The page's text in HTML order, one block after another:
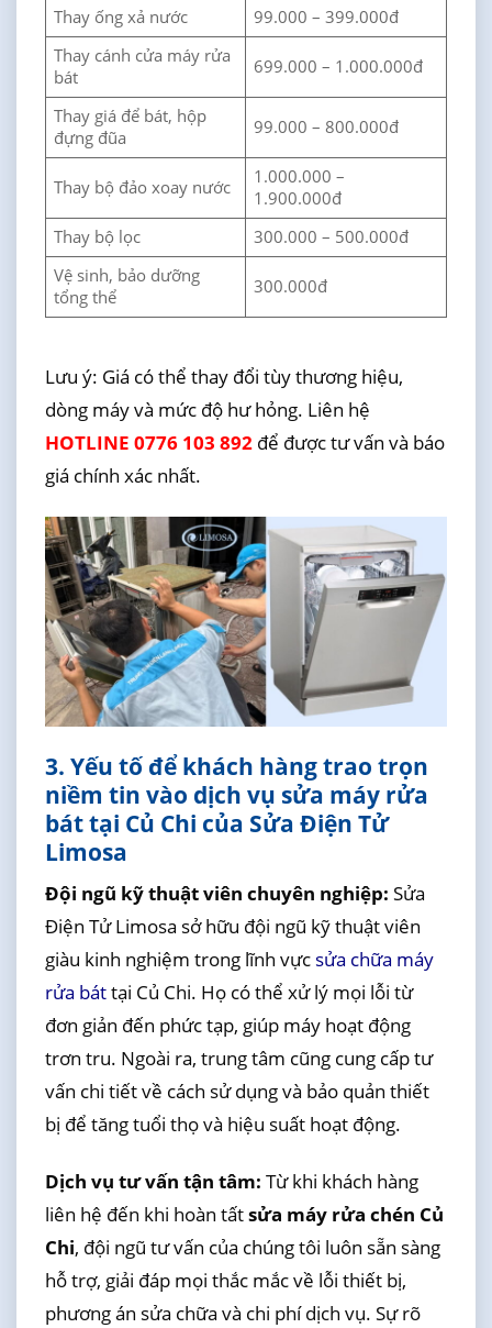
Thay ống xả nước
99.000 – 399.000đ
Thay cánh cửa máy rửa
bát
699.000 – 1.000.000đ
Thay giá để bát, hộp
đựng đũa
99.000 – 800.000đ
Thay bộ đảo xoay nước
1.000.000 –
1.900.000đ
Thay bộ lọc
300.000 – 500.000đ
Vệ sinh, bảo dưỡng
tổng thể
300.000đ
Lưu ý: Giá có thể thay đổi tùy thương hiệu,
dòng máy và mức độ hư hỏng. Liên hệ
HOTLINE 0776 103 892để được tư vấn và báo
giá chính xác nhất.
3. Yếu tố để khách hàng trao trọn
niềm tin vào dịch vụ sửa máy rửa
bát tại Củ Chi của Sửa Điện Tử
Limosa
Đội ngũ kỹ thuật viên chuyên nghiệp: Sửa
Điện Tử Limosa sở hữu đội ngũ kỹ thuật viên
giàu kinh nghiệm trong lĩnh vực sửa chữa máy
rửa báttại Củ Chi. Họ có thể xử lý mọi lỗi từ
đơn giản đến phức tạp, giúp máy hoạt động
trơn tru. Ngoài ra, trung tâm cũng cung cấp tư
vấn chi tiết về cách sử dụng và bảo quản thiết
bị để tăng tuổi thọ và hiệu suất hoạt động.
Dịch vụ tư vấn tận tâm: Từ khi khách hàng
liên hệ đến khi hoàn tấtsửa máy rửa chén Củ
Chi, đội ngũ tư vấn của chúng tôi luôn sẵn sàng
hỗ trợ, giải đáp mọi thắc mắc về lỗi thiết bị,
phương án sửa chữa và chi phí dịch vụ. Sự rõ